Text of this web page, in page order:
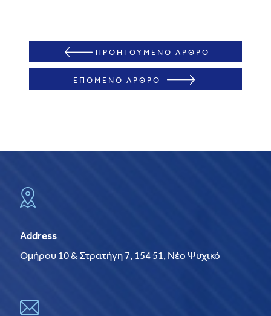
ΠΡΟΗΓΟΥΜΕΝΟ ΑΡΘΡΟ
ΕΠΟΜΕΝΟ ΑΡΘΡΟ
Address
Ομήρου 10 & Στρατήγη 7, 154 51, Νέο Ψυχικό